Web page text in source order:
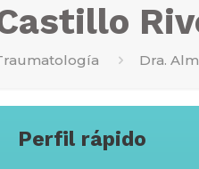
Dra.
Perfil rápido